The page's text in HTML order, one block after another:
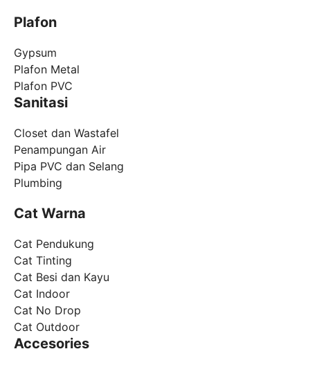
Plafon
Gypsum
Plafon Metal
Plafon PVC
Sanitasi
Closet dan Wastafel
Penampungan Air
Pipa PVC dan Selang
Plumbing
Cat Warna
Cat Pendukung
Cat Tinting
Cat Besi dan Kayu
Cat Indoor
Cat No Drop
Cat Outdoor
Accesories